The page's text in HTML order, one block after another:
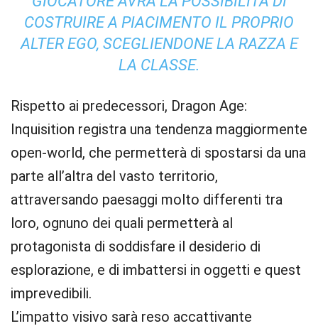
COSTRUIRE A PIACIMENTO IL PROPRIO
ALTER EGO, SCEGLIENDONE LA RAZZA E
LA CLASSE.
Rispetto ai predecessori, Dragon Age:
Inquisition registra una tendenza maggiormente
open-world, che permetterà di spostarsi da una
parte all’altra del vasto territorio,
attraversando paesaggi molto differenti tra
loro, ognuno dei quali permetterà al
protagonista di soddisfare il desiderio di
esplorazione, e di imbattersi in oggetti e quest
imprevedibili.
L’impatto visivo sarà reso accattivante